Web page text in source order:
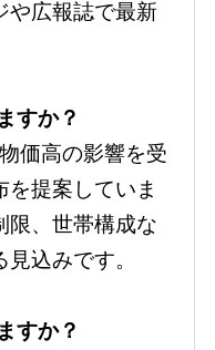
や広報誌で最新
すか？
価高の影響を受
を提案していま
限、世帯構成な
込みです。
すか？